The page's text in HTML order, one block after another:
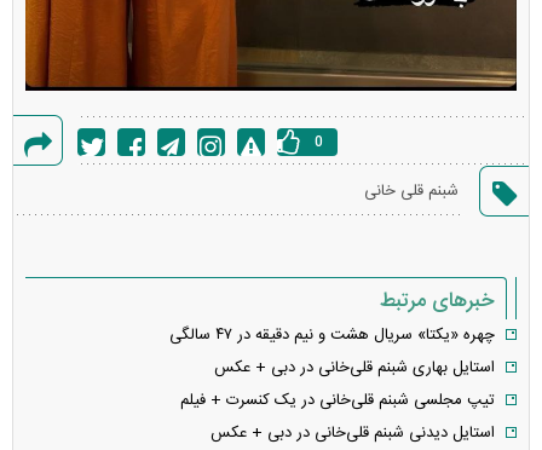
خطا
0
شبنم قلی خانی
خبرهای مرتبط
چهره «یکتا» سریال هشت و نیم دقیقه در ۴۷ سالگی
استایل بهاری شبنم قلی‌خانی در دبی + عکس
تیپ مجلسی شبنم قلی‌خانی در یک کنسرت + فیلم
استایل دیدنی شبنم قلی‌خانی در دبی + عکس